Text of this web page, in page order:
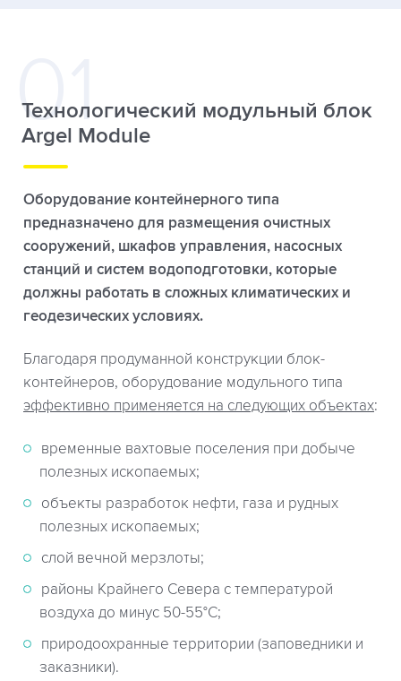
Технологический модульный блок
Argel Module
Оборудование контейнерного типа
предназначено для размещения очистных
сооружений, шкафов управления, насосных
станций и систем водоподготовки, которые
должны работать в сложных климатических и
геодезических условиях.
Благодаря продуманной конструкции блок-
контейнеров, оборудование модульного типа
эффективно применяется на следующих объектах:
временные вахтовые поселения при добыче
полезных ископаемых;
объекты разработок нефти, газа и рудных
полезных ископаемых;
слой вечной мерзлоты;
районы Крайнего Севера с температурой
воздуха до минус 50-55°С;
природоохранные территории (заповедники и
заказники).